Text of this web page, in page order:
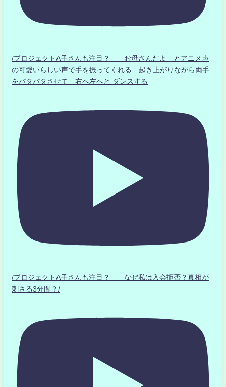
/プロジェクトA子さんも注目？ お母さんだよ とアニメ声
の可愛いらしい声で手を振ってくれる 起き上がりながら両手
をパタパタさせて 右へ左へと ダンスする
/プロジェクトA子さんも注目？ なぜ私は入会拒否？真相が
刺さる3分間？/